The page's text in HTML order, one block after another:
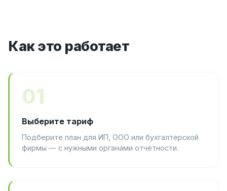
Как это работает
01
Выберите тариф
Подберите план для ИП, ООО или бухгалтерской
фирмы — с нужными органами отчётности.